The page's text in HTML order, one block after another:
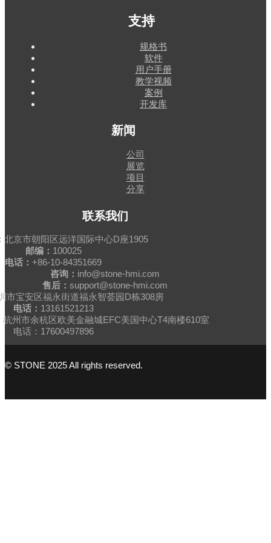
支持
规格书
软件
用户手册
教学视频
案例
开发库
新闻
公司
展览
项目
分享
联系我们
北京市朝阳区远洋国际中心D座1905
邮编： 100025
电话： +86-10-84351669
咨询： info@stone-hmi.com
售后： support@stone-hmi.com
市宝安区福永街道福永智荟园D栋308房
电话： 13161521213
杭州市余杭区欧美金融城EFC美国中心T4南楼610室
电话：17600497896
© STONE 2025 All rights reserved.